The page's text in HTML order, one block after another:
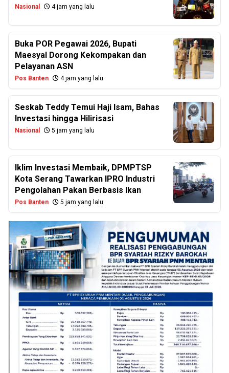
Nasional 4 jam yang lalu
Buka POR Pegawai 2026, Bupati
Maesyal Dorong Kekompakan dan
Pelayanan ASN
Pos Banten 4 jam yang lalu
Seskab Teddy Temui Haji Isam, Bahas
Investasi hingga Hilirisasi
Nasional 5 jam yang lalu
Iklim Investasi Membaik, DPMPTSP
Kota Serang Tawarkan IPRO Industri
Pengolahan Pakan Berbasis Ikan
Pos Banten 5 jam yang lalu